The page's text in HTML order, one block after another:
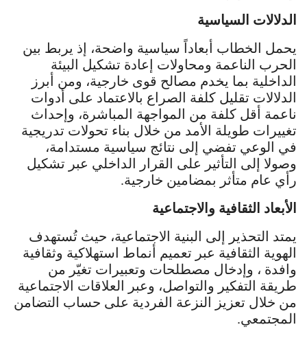
الدلالات السياسية
يحمل الخطاب أبعاداً سياسية واضحة، إذ يربط بين
الحرب الناعمة ومحاولات إعادة تشكيل البيئة
الداخلية بما يخدم مصالح قوى خارجية، ومن أبرز
الدلالات تقليل كلفة الصراع بالاعتماد على أدوات
ناعمة أقل كلفة من المواجهة المباشرة، وإحداث
تغييرات طويلة الأمد من خلال بناء تحولات تدريجية
في الوعي تفضي إلى نتائج سياسية مستدامة،
وصولا إلى التأثير على القرار الداخلي عبر تشكيل
رأي عام متأثر بمضامين خارجية.
الأبعاد الثقافية والاجتماعية
يمتد التحذير إلى البنية الاجتماعية، حيث تُستهدف
الهوية الثقافية عبر تعميم أنماط استهلاكية وثقافية
وافدة ، وإدخال مصطلحات وتعبيرات تغيّر من
طريقة التفكير والتواصل، وعبر العلاقات الاجتماعية
من خلال تعزيز النزعة الفردية على حساب التضامن
المجتمعي.